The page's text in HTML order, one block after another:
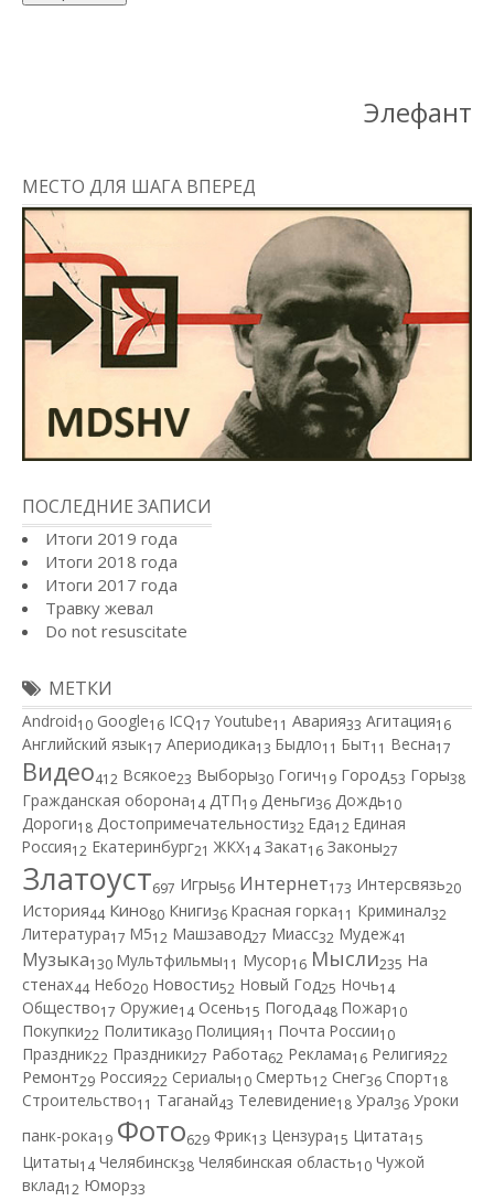
Элефант
МЕСТО ДЛЯ ШАГА ВПЕРЕД
ПОСЛЕДНИЕ ЗАПИСИ
Итоги 2019 года
Итоги 2018 года
Итоги 2017 года
Травку жевал
Do not resuscitate
МЕТКИ
Android10 Google16 ICQ17 Youtube11 Авария33 Агитация16
Английский язык17 Апериодика13 Быдло11 Быт11 Весна17
Видео412 Всякое23 Выборы30 Гогич19 Город53 Горы38
Гражданская оборона14 ДТП19 Деньги36 Дождь10
Дороги18 Достопримечательности32 Еда12 Единая
Россия12 Екатеринбург21 ЖКХ14 Закат16 Законы27
Златоуст697 Игры56 Интернет173 Интерсвязь20
История44 Кино80 Книги36 Красная горка11 Криминал32
Литература17 М512 Машзавод27 Миасс32 Мудеж41
Музыка130 Мультфильмы11 Мусор16 Мысли235 На
стенах44 Небо20 Новости52 Новый Год25 Ночь14
Общество17 Оружие14 Осень15 Погода48 Пожар10
Покупки22 Политика30 Полиция11 Почта России10
Праздник22 Праздники27 Работа62 Реклама16 Религия22
Ремонт29 Россия22 Сериалы10 Смерть12 Снег36 Спорт18
Строительство11 Таганай43 Телевидение18 Урал36 Уроки
панк-рока19 Фото629 Фрик13 Цензура15 Цитата15
Цитаты14 Челябинск38 Челябинская область10 Чужой
вклад12 Юмор33